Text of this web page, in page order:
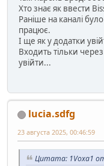
Хто знає як ввести
Раніше на каналі
працює.
І ще як у додатки
Входить тільки
увійти...
lucia.sdfg
23 августа 2025, 00:46:59
Цитата: 1Voxa1